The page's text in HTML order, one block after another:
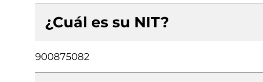
¿Cuál es su NIT?
900875082